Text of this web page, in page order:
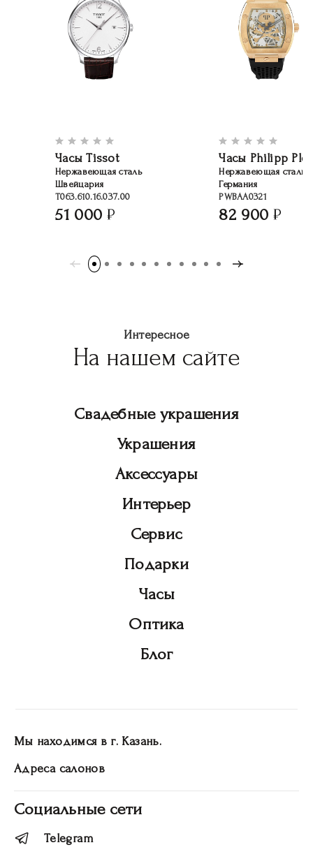
Часы Tissot
Нержавеющая сталь
Швейцария
T063.610.16.037.00
51 000
Часы Philipp
Нержавеющая сталь
Германия
PWBAA0321
82 900
Интересное
На нашем сайте
Свадебные украшения
Украшения
Аксессуары
Интерьер
Сервис
Подарки
Часы
Оптика
Блог
Мы находимся в г. Казань.
Адреса салонов
Социальные сети
Telegram